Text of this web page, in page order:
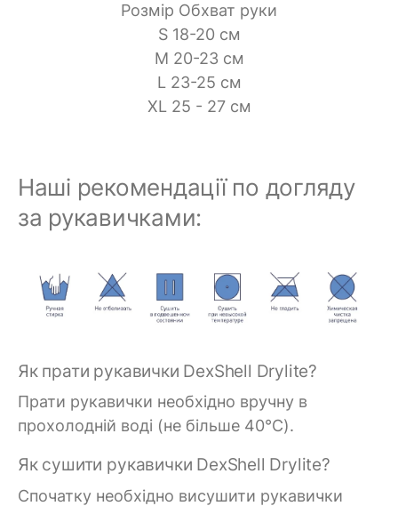
Розмір Обхват руки
S 18-20 см
M 20-23 см
L 23-25 см
XL 25 - 27 см
Наші рекомендації по догляду
за рукавичками:
Як прати рукавички DexShell Drylite?
Прати рукавички необхідно вручну в
прохолодній воді (не більше 40°C).
Як сушити рукавички DexShell Drylite?
Спочатку необхідно висушити рукавички